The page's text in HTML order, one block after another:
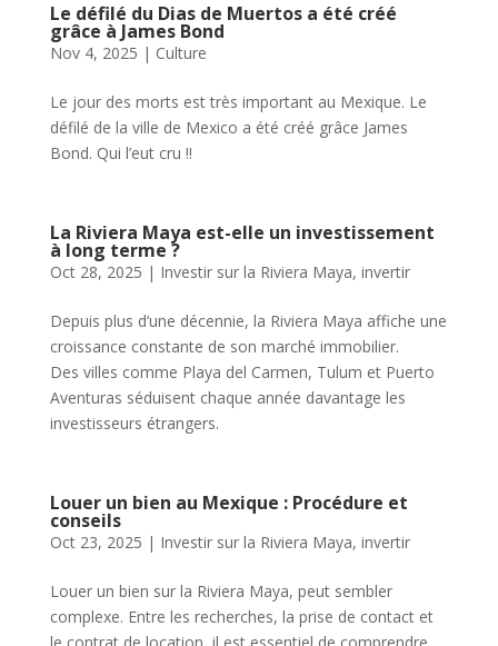
Le défilé du Dias de Muertos a été créé
grâce à James Bond
Nov 4, 2025 | Culture
Le jour des morts est très important au Mexique. Le
défilé de la ville de Mexico a été créé grâce James
Bond. Qui l’eut cru !!
La Riviera Maya est-elle un investissement
à long terme ?
Oct 28, 2025 | Investir sur la Riviera Maya, invertir
Depuis plus d’une décennie, la Riviera Maya affiche une
croissance constante de son marché immobilier.
Des villes comme Playa del Carmen, Tulum et Puerto
Aventuras séduisent chaque année davantage les
investisseurs étrangers.
Louer un bien au Mexique : Procédure et
conseils
Oct 23, 2025 | Investir sur la Riviera Maya, invertir
Louer un bien sur la Riviera Maya, peut sembler
complexe. Entre les recherches, la prise de contact et